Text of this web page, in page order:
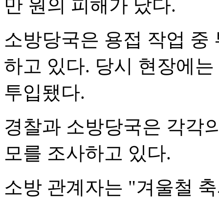
만 원의 피해가 났다.
소방당국은 용접 작업 중
하고 있다. 당시 현장에
투입됐다.
경찰과 소방당국은 각각
모를 조사하고 있다.
소방 관계자는 "겨울철